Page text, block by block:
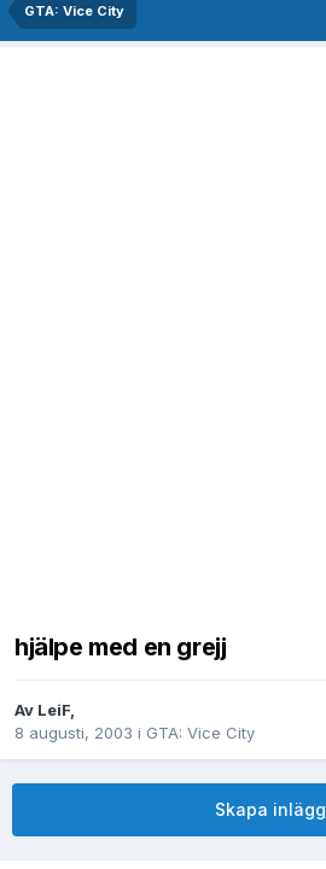
GTA: Vice City
hjälpe med en grejj
Av LeiF,
8 augusti, 2003 i GTA: Vice City
Skapa inlägg